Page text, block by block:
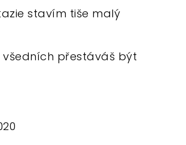
stavím tiše malý
všedních přestáváš být